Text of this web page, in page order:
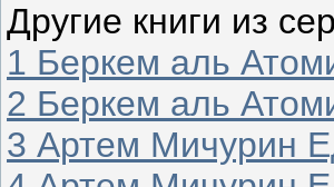
Другие книги из
1 Беркем аль
2 Беркем аль
3 Артем Мичурин